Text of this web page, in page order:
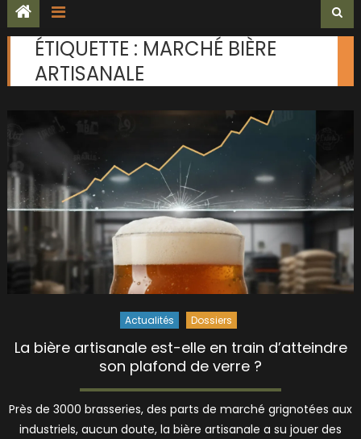
ÉTIQUETTE : MARCHÉ BIÈRE
ARTISANALE
Actualités Dossiers
La bière artisanale est-elle en train d’atteindre
son plafond de verre ?
Près de 3000 brasseries, des parts de marché grignotées aux
industriels, aucun doute, la bière artisanale a su jouer des